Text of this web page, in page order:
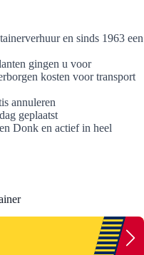
en sinds 1963 een
gingen u voor
kosten voor transport
annuleren
geplaatst
Donk en actief in heel